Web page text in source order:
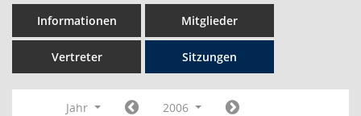
Informationen Mitglieder
Vertreter Sitzungen
Jahr
2006